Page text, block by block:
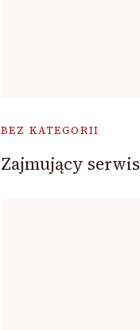
BEZ KATEGORII
Zajmujący serwis